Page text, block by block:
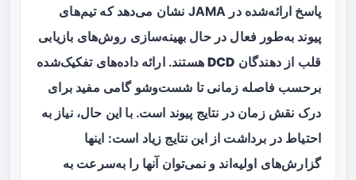
پاسخ ارائه‌شده در JAMA نشان می‌دهد که تیم‌های
پیوند به‌طور فعال در حال بهینه‌سازی روش‌های بازیابی
قلب از دهندگان DCDهستند. ارائه داده‌های تفکیک‌شده
برحسب فاصله زمانی تا شست‌وشو گامی مفید برای
درک نقش زمان در نتایج پیوند است. با این حال، نیاز به
احتیاط در برداشت از این نتایج زیاد است: اینها
گزارش‌های اولیه‌اند و نمی‌توان آنها را به‌سرعت به